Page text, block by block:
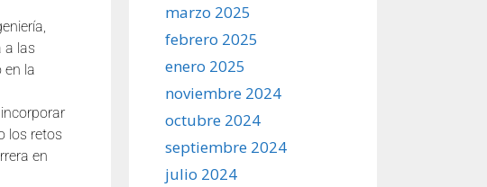
a las
en la
los retos
en
marzo 2025
febrero 2025
enero 2025
noviembre 2024
octubre 2024
septiembre 2024
julio 2024